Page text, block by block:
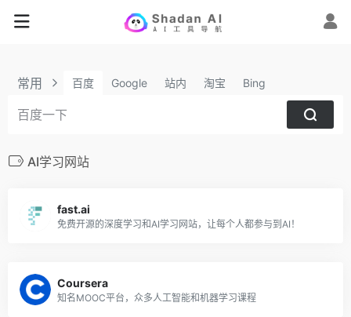
常用 百度 Google 站内 淘宝 Bing
AI学习网站
fast.ai
免费开源的深度学习和AI学习网站，让每个人都参与到AI！
Coursera
知名MOOC平台，众多人工智能和机器学习课程